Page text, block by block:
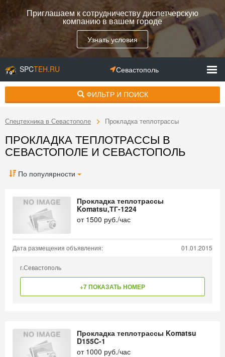
Приглашаем к сотрудничеству диспетчерскую
компанию в вашем городе
Узнать условия
SPCTEH.RU Севастополь
ФИЛЬТР И ПОИСК
Спецтехника в Севастополе Прокладка теплотрассы
ПРОКЛАДКА ТЕПЛОТРАССЫ В
СЕВАСТОПОЛЕ И СЕВАСТОПОЛЬ
По популярности
Прокладка теплотрассы
Komatsu,ТГ-1224
от 1500 руб./час
Дата размещения объявления: 01.01.2015
г.Севастополь
+7 ПОКАЗАТЬ НОМЕР
Прокладка теплотрассы Komatsu
D155C-1
от 1000 руб./час